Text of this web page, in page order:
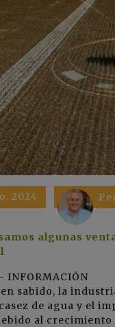
2024
algunas
INFORMACIÓN
sabido, la
de agua y el
al